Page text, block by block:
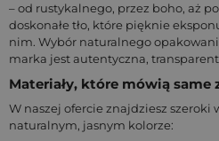
– od rustykalnego, przez boho, aż
doskonałe tło, które pięknie
nim. Wybór naturalnego
marka jest autentyczna,
Materiały, które mówią same
W naszej ofercie znajdziesz szeroki
naturalnym, jasnym kolorze: